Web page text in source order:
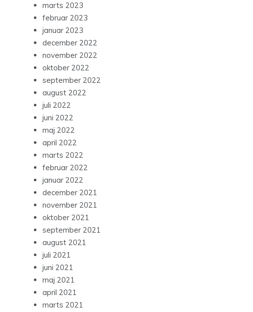
marts 2023
februar 2023
januar 2023
december 2022
november 2022
oktober 2022
september 2022
august 2022
juli 2022
juni 2022
maj 2022
april 2022
marts 2022
februar 2022
januar 2022
december 2021
november 2021
oktober 2021
september 2021
august 2021
juli 2021
juni 2021
maj 2021
april 2021
marts 2021